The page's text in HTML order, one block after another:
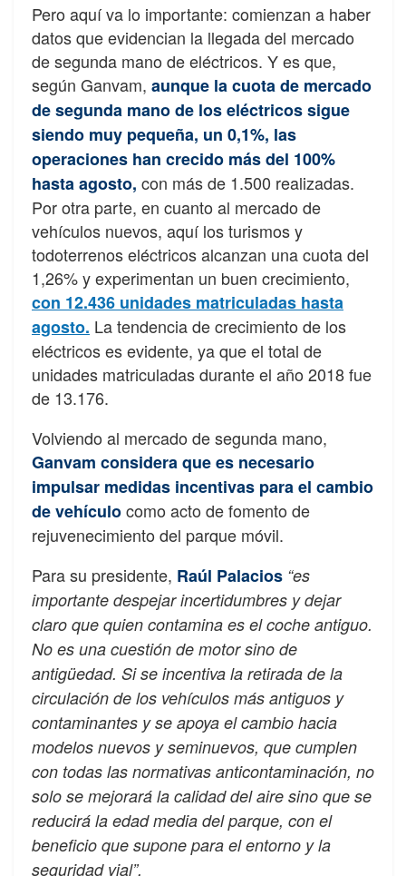
Pero aquí va lo importante: comienzan a haber
datos que evidencian la llegada del mercado
de segunda mano de eléctricos. Y es que,
según Ganvam, aunque la cuota de mercado
de segunda mano de los eléctricos sigue
siendo muy pequeña, un 0,1%, las
operaciones han crecido más del 100%
hasta agosto, con más de 1.500 realizadas.
Por otra parte, en cuanto al mercado de
vehículos nuevos, aquí los turismos y
todoterrenos eléctricos alcanzan una cuota del
1,26% y experimentan un buen crecimiento,
con 12.436 unidades matriculadas hasta
agosto. La tendencia de crecimiento de los
eléctricos es evidente, ya que el total de
unidades matriculadas durante el año 2018 fue
de 13.176.
Volviendo al mercado de segunda mano,
Ganvam considera que es necesario
impulsar medidas incentivas para el cambio
de vehículocomo acto de fomento de
rejuvenecimiento del parque móvil.
Para su presidente, Raúl Palacios “es
importante despejar incertidumbres y dejar
claro que quien contamina es el coche antiguo.
No es una cuestión de motor sino de
antigüedad. Si se incentiva la retirada de la
circulación de los vehículos más antiguos y
contaminantes y se apoya el cambio hacia
modelos nuevos y seminuevos, que cumplen
con todas las normativas anticontaminación, no
solo se mejorará la calidad del aire sino que se
reducirá la edad media del parque, con el
beneficio que supone para el entorno y la
seguridad vial”.